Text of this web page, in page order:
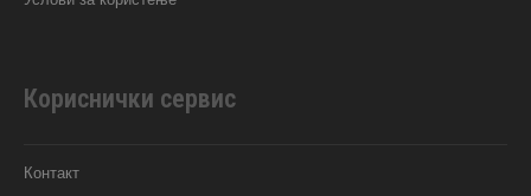
Кориснички сервис
Контакт